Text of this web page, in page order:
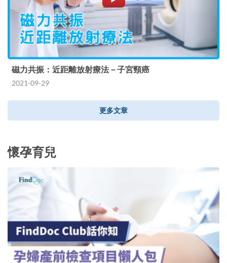
磁力共振：近距離放射療法－子宮頸癌
2021-09-29
更多文章
懷孕育兒